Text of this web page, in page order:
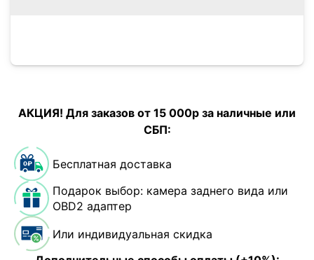
АКЦИЯ! Для заказов от 15 000р за наличные или
СБП:
Бесплатная доставка
Подарок выбор: камера заднего вида или
OBD2 адаптер
Или индивидуальная скидка